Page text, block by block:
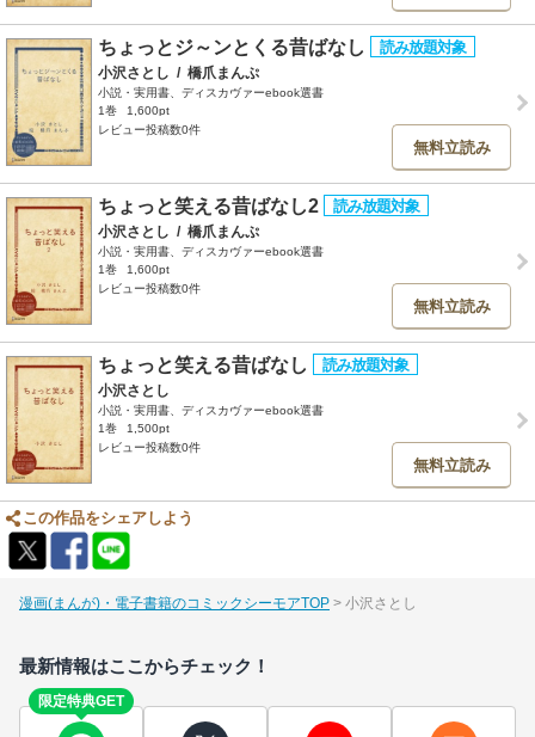
ちょっとジ～ンとくる昔ばなし
小沢さとし / 橋爪まんぷ
小説・実用書、ディスカヴァーebook選書
1巻
1,600pt
レビュー投稿数0件
無料立読み
ちょっと笑える昔ばなし2
小沢さとし / 橋爪まんぷ
小説・実用書、ディスカヴァーebook選書
1巻
1,600pt
レビュー投稿数0件
無料立読み
ちょっと笑える昔ばなし
小沢さとし
小説・実用書、ディスカヴァーebook選書
1巻
1,500pt
レビュー投稿数0件
無料立読み
この作品をシェアしよう
漫画(まんが)・電子書籍のコミックシーモアTOP 小沢さとし
最新情報はここからチェック！
限定特典GET